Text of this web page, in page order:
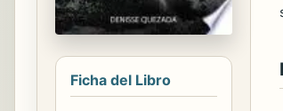
Ficha del Libro